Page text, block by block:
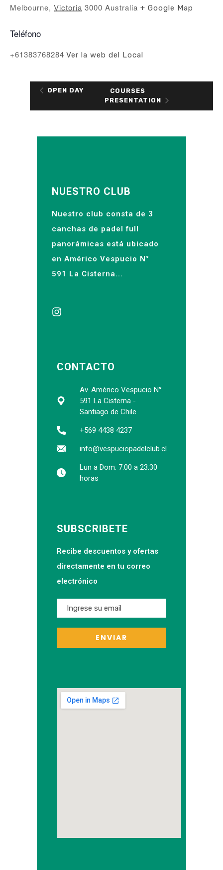
Melbourne, Victoria 3000 Australia + Google Map
Teléfono
+61383768284 Ver la web del Local
OPEN DAY
COURSES
PRESENTATION
NUESTRO CLUB
Nuestro club consta de 3
canchas de padel full
panorámicas está ubicado
en Américo Vespucio N°
591 La Cisterna...
CONTACTO
Av. Américo Vespucio N°
591 La Cisterna -
Santiago de Chile
+569 4438 4237
info@vespuciopadelclub.cl
Lun a Dom: 7:00 a 23:30
horas
SUBSCRIBETE
Recibe descuentos y ofertas
directamente en tu correo
electrónico